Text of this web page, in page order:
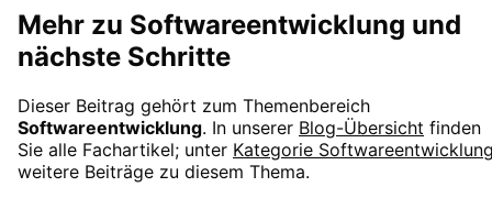
Mehr zu Softwareentwicklung und
nächste Schritte
Dieser Beitrag gehört zum Themenbereich
Softwareentwicklung. In unserer Blog-Übersicht finden
Sie alle Fachartikel; unter Kategorie
weitere Beiträge zu diesem Thema.